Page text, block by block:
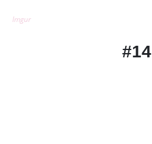
Imgur
#14